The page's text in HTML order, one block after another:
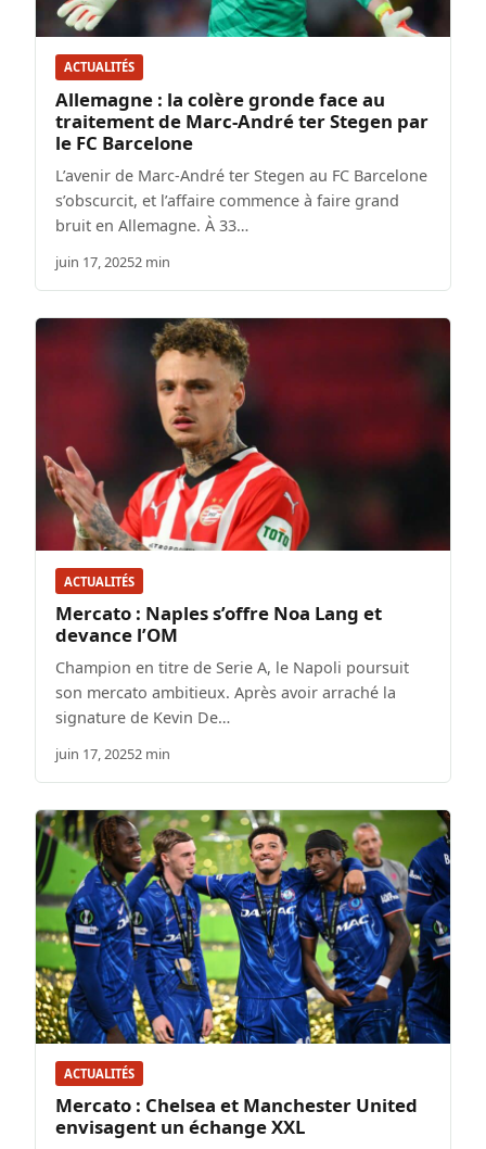
ACTUALITÉS
Allemagne : la colère gronde face au
traitement de Marc-André ter Stegen par
le FC Barcelone
L’avenir de Marc-André ter Stegen au FC Barcelone
s’obscurcit, et l’affaire commence à faire grand
bruit en Allemagne. À 33…
juin 17, 20252 min
ACTUALITÉS
Mercato : Naples s’offre Noa Lang et
devance l’OM
Champion en titre de Serie A, le Napoli poursuit
son mercato ambitieux. Après avoir arraché la
signature de Kevin De…
juin 17, 20252 min
ACTUALITÉS
Mercato : Chelsea et Manchester United
envisagent un échange XXL